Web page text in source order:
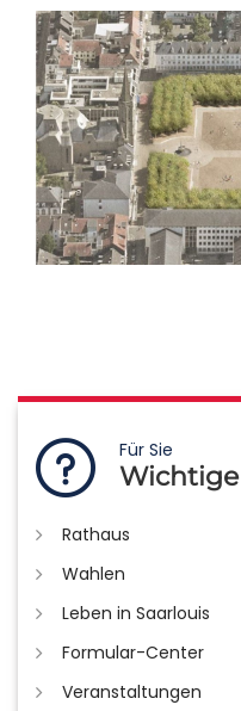
Für Sie
Rathaus
Wahlen
Leben in Saarlouis
Formular-Center
Veranstaltungen